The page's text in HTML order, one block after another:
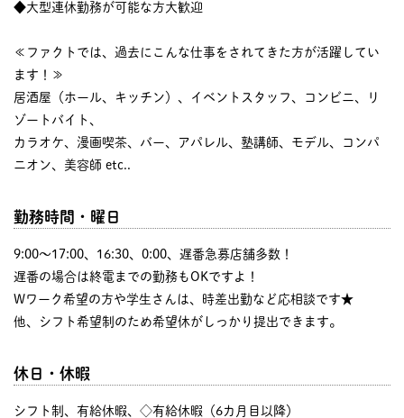
◆大型連休勤務が可能な方大歓迎
≪ファクトでは、過去にこんな仕事をされてきた方が活躍してい
ます！≫
居酒屋（ホール、キッチン）、イベントスタッフ、コンビニ、リ
ゾートバイト、
カラオケ、漫画喫茶、バー、アパレル、塾講師、モデル、コンパ
ニオン、美容師 etc..
勤務時間・曜日
9:00〜17:00、16:30、0:00、遅番急募店舗多数！
遅番の場合は終電までの勤務もOKですよ！
Wワーク希望の方や学生さんは、時差出勤など応相談です★
他、シフト希望制のため希望休がしっかり提出できます。
休日・休暇
シフト制、有給休暇、◇有給休暇（6カ月目以降）